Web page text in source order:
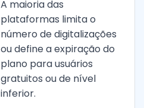
A maioria das
plataformas limita o
número de digitalizações
ou define a expiração do
plano para usuários
gratuitos ou de nível
inferior.